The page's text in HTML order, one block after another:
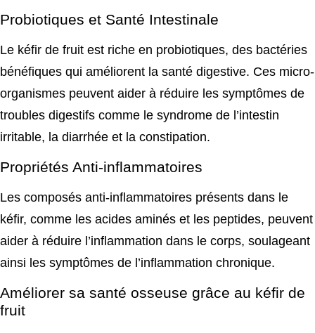
Probiotiques et Santé Intestinale
Le kéfir de fruit est riche en probiotiques, des bactéries
bénéfiques qui améliorent la santé digestive. Ces micro-
organismes peuvent aider à réduire les symptômes de
troubles digestifs comme le syndrome de l’intestin
irritable, la diarrhée et la constipation.
Propriétés Anti-inflammatoires
Les composés anti-inflammatoires présents dans le
kéfir, comme les acides aminés et les peptides, peuvent
aider à réduire l’inflammation dans le corps, soulageant
ainsi les symptômes de l’inflammation chronique.
Améliorer sa santé osseuse grâce au kéfir de
fruit